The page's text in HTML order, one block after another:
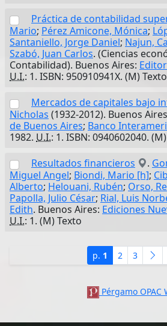
Práctica de contabilidad
Mario; Pérez Amicone, Mónica;
Santaniello, Jorge Daniel; Najun,
Szabó, Juan Carlos. (Ciencias
Contabilidad). Buenos Aires:
U.I.: 1. ISBN: 950910941X. (M) Texto
Mercados de capitales bajo
Nicholas (1932-2012). Buenos
de Buenos Aires; Banco
1982. U.I.: 1. ISBN: 0940602040.
Resultados financieros
.
Miguel Angel; Biondi, Mario [h];
Alberto; Helouani, Rubén; Orso,
Papolla, Julio César; Rial, Luis
Edith. Buenos Aires: Ediciones
U.I.: 1. (M) Texto
p. 1 2 3
Pérgamo OPAC